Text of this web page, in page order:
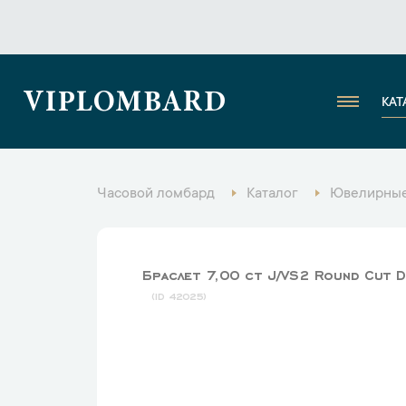
VIPLOMBARD
Часовой ломбард Каталог
Браслет 7,00 ct J/VS2 Round Cut
42025